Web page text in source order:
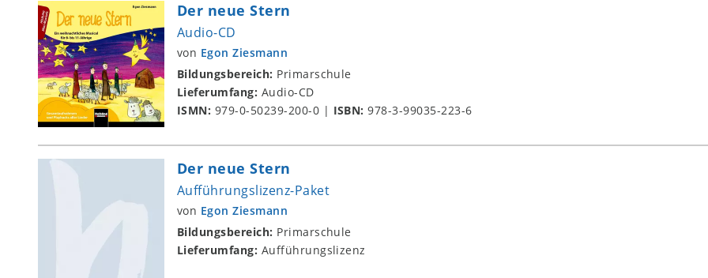
Der neue Stern
Audio-CD
von Egon Ziesmann
Bildungsbereich: Primarschule
Lieferumfang: Audio-CD
ISMN: 979-0-50239-200-0 | ISBN:978-3-99035-223-6
Der neue Stern
Aufführungslizenz-Paket
von Egon Ziesmann
Bildungsbereich: Primarschule
Lieferumfang: Aufführungslizenz